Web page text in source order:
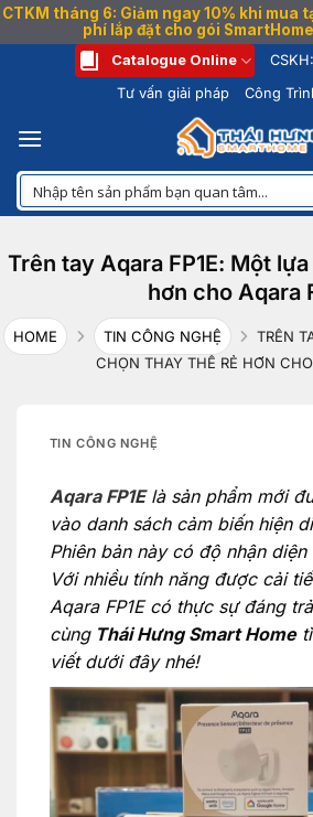
CTKM tháng 6: Giảm ngay 10% khi mua
phí lắp đặt cho gói SmartHome
dung
Catalogue Online
Tư vấn giải pháp
Công
Trên tay Aqara FP1E: Một
hơn cho Aqara
HOME TIN CÔNG NGHỆ
TRÊN
CHỌN THAY THẾ RẺ HƠN
TIN CÔNG NGHỆ
Aqara FP1E là sản phẩm mới
vào danh sách cảm biến hiện
Phiên bản này có độ nhận
Với nhiều tính năng được cải
Aqara FP1E có thực sự đáng
cùngThái Hưng Smart Home
viết dưới đây nhé!